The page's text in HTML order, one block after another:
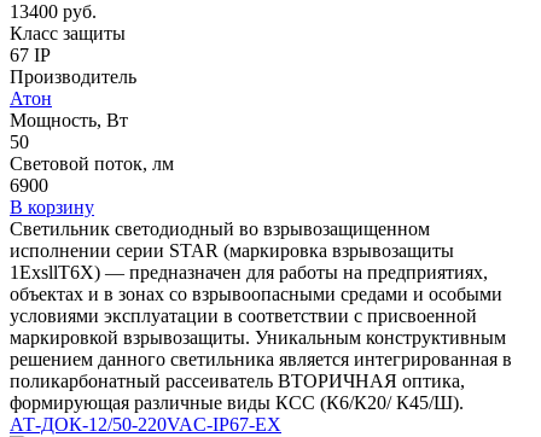
13400 руб.
Класс защиты
67 IP
Производитель
Атон
Мощность, Вт
50
Световой поток, лм
6900
В корзину
Светильник светодиодный во взрывозащищенном
исполнении серии STAR (маркировка взрывозащиты
1ЕхsllT6X) — предназначен для работы на предприятиях,
объектах и в зонах со взрывоопасными средами и особыми
условиями эксплуатации в соответствии с присвоенной
маркировкой взрывозащиты. Уникальным конструктивным
решением данного светильника является интегрированная в
поликарбонатный рассеиватель ВТОРИЧНАЯ оптика,
формирующая различные виды КСС (К6/К20/ К45/Ш).
АТ-ДОК-12/50-220VAC-IP67-EX